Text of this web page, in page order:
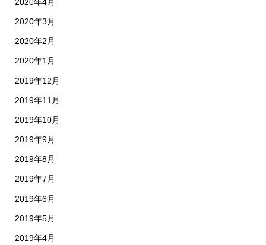
2020年3月
2020年2月
2020年1月
2019年12月
2019年11月
2019年10月
2019年9月
2019年8月
2019年7月
2019年6月
2019年5月
2019年4月